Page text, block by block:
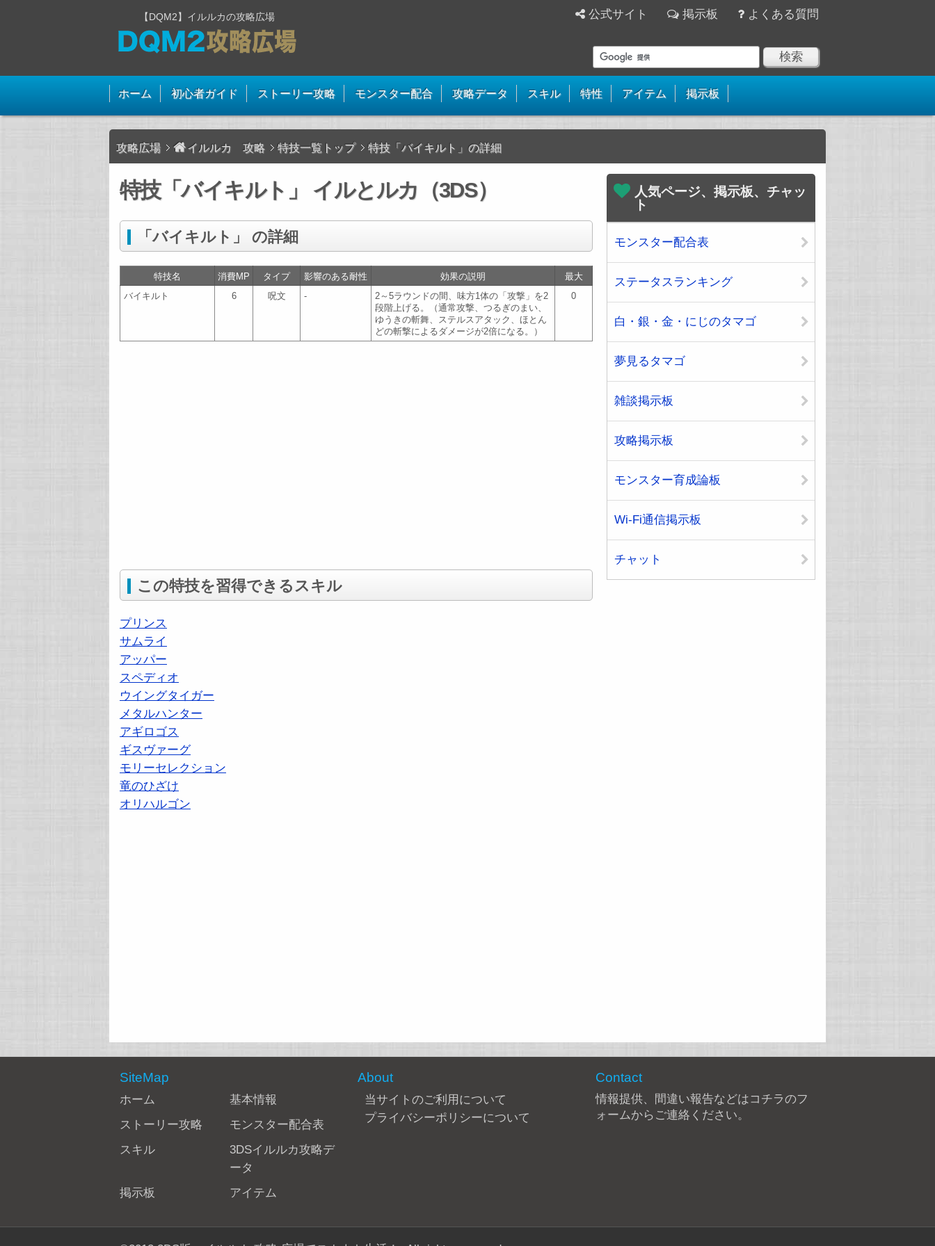
【DQM2】イルルカの攻略広場 公式サイト 掲示板 よくある質問
ホーム 初心者ガイド ストーリー攻略 モンスター配合 攻略データ スキル 特性 アイテム 掲示板
攻略広場 イルルカ 攻略 特技一覧トップ 特技「バイキルト」の詳細
特技「バイキルト」 イルとルカ（3DS）
「バイキルト」 の詳細
特技名 消費MP タイプ 影響のある耐性 効果の説明
最大
バイキルト
6 呪文 -
2～5ラウンドの間、味方1体の「攻撃」を2
段階上げる。（通常攻撃、つるぎのまい、
ゆうきの斬舞、ステルスアタック、ほとん
どの斬撃によるダメージが2倍になる。）
0
この特技を習得できるスキル
プリンス
サムライ
アッパー
スペディオ
ウイングタイガー
メタルハンター
アギロゴス
ギスヴァーグ
モリーセレクション
竜のひざけ
オリハルゴン
人気ページ、掲示板、チャッ
ト
モンスター配合表
ステータスランキング
白・銀・金・にじのタマゴ
夢見るタマゴ
雑談掲示板
攻略掲示板
モンスター育成論板
Wi-Fi通信掲示板
チャット
SiteMap
ホーム
基本情報
ストーリー攻略
モンスター配合表
スキル
3DSイルルカ攻略デ
ータ
掲示板
アイテム
About
当サイトのご利用について
プライバシーポリシーについて
Contact
情報提供、間違い報告などはコチラのフ
ォームからご連絡ください。